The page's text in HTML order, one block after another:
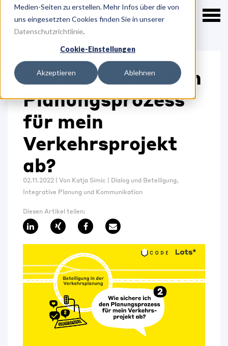
Medien-Seiten zu erstellen. Mehr Infos über die von
uns eingesetzten Cookies finden Sie in unserer
Datenschutzrichtlinie.
Cookie-Einstellungen
Akzeptieren Ablehnen
Wie sichere ich den
Planungsprozess
für mein
Verkehrsprojekt
ab?
02.11.2022 Von Katja Simic Dialog und Beteiligung,
Integrative Planung und Kommunikation
Diesen Artikel teilen: